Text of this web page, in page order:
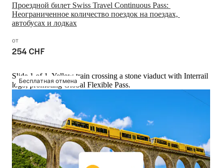
Проездной билет Swiss Travel Continuous Pass:
Неограниченное количество поездок на поездах,
автобусах и лодках
от
254 CHF
Бесплатная отмена
Slide 1 of 1, Yellow train crossing a stone viaduct with Interrail
logo, promoting Global Flexible Pass.